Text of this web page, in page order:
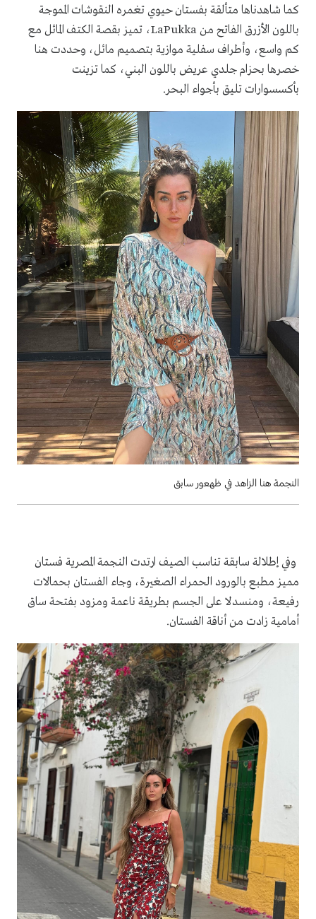
كما شاهدناها متألقة بفستان حيوي تغمره النقوشات المموجة
باللون الأزرق الفاتح من LaPukka، تميز بقصة الكتف المائل مع
كم واسع، وأطراف سفلية موازية بتصميم مائل، وحددت هنا
خصرها بحزام جلدي عريض باللون البني، كما تزينت
بأكسسوارات تليق بأجواء البحر.
النجمة هنا الزاهد في ظهعور سابق
وفي إطلالة سابقة تناسب الصيف ارتدت النجمة المصرية فستان
مميز مطبع بالورود الحمراء الصغيرة، وجاء الفستان بحمالات
رفيعة، ومنسدلا على الجسم بطريقة ناعمة ومزود بفتحة ساق
أمامية زادت من أناقة الفستان.